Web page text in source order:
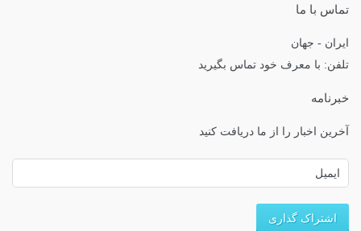
تماس با ما
ایران - جهان
تلفن: با معرف خود تماس بگیرید
خبرنامه
آخرین اخبار را از ما دریافت کنید